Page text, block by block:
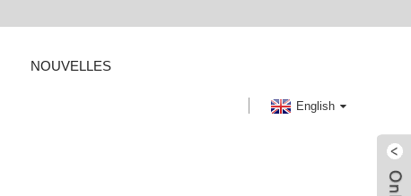
NOUVELLES
English